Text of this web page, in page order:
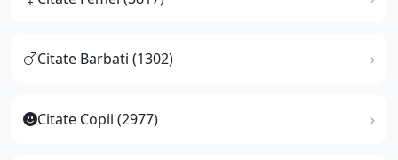
Citate Barbati (1302)
Citate Copii (2977)